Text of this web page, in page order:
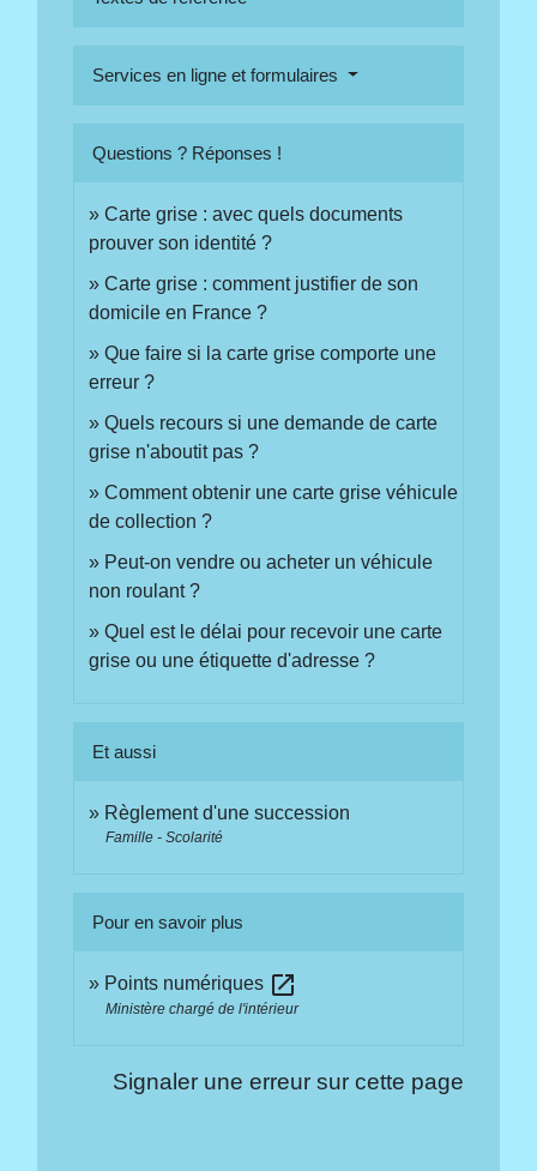
Services en ligne et formulaires
Questions ? Réponses !
Carte grise : avec quels documents
prouver son identité ?
Carte grise : comment justifier de son
domicile en France ?
Que faire si la carte grise comporte une
erreur ?
Quels recours si une demande de carte
grise n'aboutit pas ?
Comment obtenir une carte grise véhicule
de collection ?
Peut-on vendre ou acheter un véhicule
non roulant ?
Quel est le délai pour recevoir une carte
grise ou une étiquette d'adresse ?
Et aussi
Règlement d'une succession
Famille - Scolarité
Pour en savoir plus
Points numériques open_in_new
Ministère chargé de l'intérieur
Signaler une erreur sur cette page